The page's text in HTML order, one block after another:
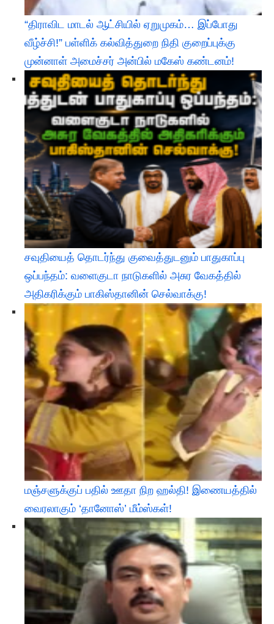
“திராவிட மாடல் ஆட்சியில் ஏறுமுகம்… இப்போது
வீழ்ச்சி!” பள்ளிக் கல்வித்துறை நிதி குறைப்புக்கு
முன்னாள் அமைச்சர் அன்பில் மகேஸ் கண்டனம்!
சவுதியைத் தொடர்ந்து குவைத்துடனும் பாதுகாப்பு
ஒப்பந்தம்: வளைகுடா நாடுகளில் அசுர வேகத்தில்
அதிகரிக்கும் பாகிஸ்தானின் செல்வாக்கு!
மஞ்சளுக்குப் பதில் ஊதா நிற ஹல்தி! இணையத்தில்
வைரலாகும் ‘தானோஸ்’ மீம்ஸ்கள்!